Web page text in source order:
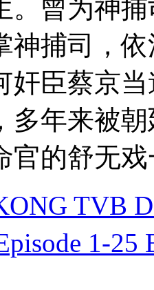
。曾为神
神捕司，
奸臣蔡京
多年来被
官的舒无
TVB
1-